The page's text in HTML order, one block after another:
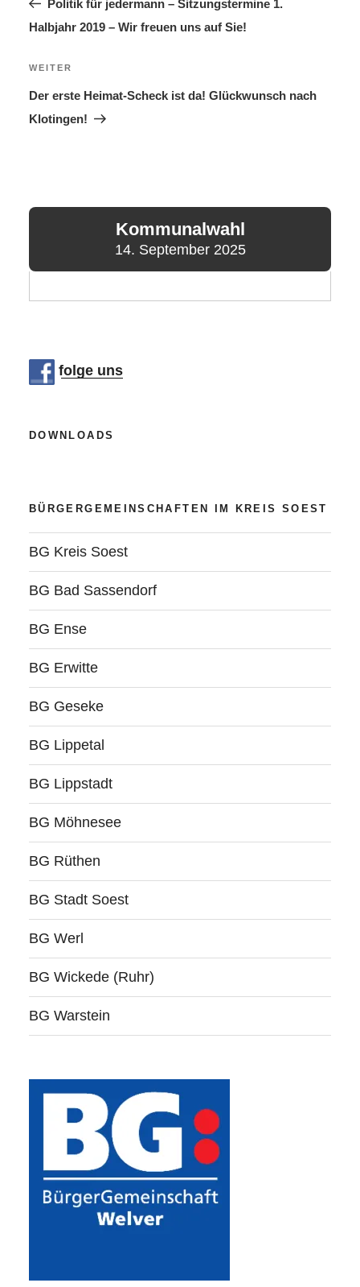
Politik für jedermann – Sitzungstermine 1.
Halbjahr 2019 – Wir freuen uns auf Sie!
Nächster
Beitrag
WEITER
Der erste Heimat-Scheck ist da! Glückwunsch nach
Klotingen!
Kommunalwahl
14. September 2025
folge uns
DOWNLOADS
BÜRGERGEMEINSCHAFTEN IM KREIS SOEST
BG Kreis Soest
BG Bad Sassendorf
BG Ense
BG Erwitte
BG Geseke
BG Lippetal
BG Lippstadt
BG Möhnesee
BG Rüthen
BG Stadt Soest
BG Werl
BG Wickede (Ruhr)
BG Warstein